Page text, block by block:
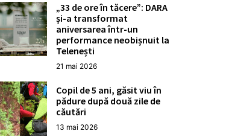
„33 de ore în tăcere”: DARA
și-a transformat
aniversarea într-un
performance neobișnuit la
Telenești
21 mai 2026
Copil de 5 ani, găsit viu în
pădure după două zile de
căutări
13 mai 2026